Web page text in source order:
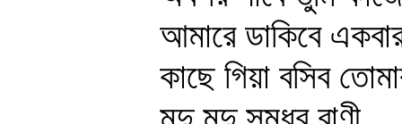
আমারে ডাকিবে
কাছে গিয়া বসিব